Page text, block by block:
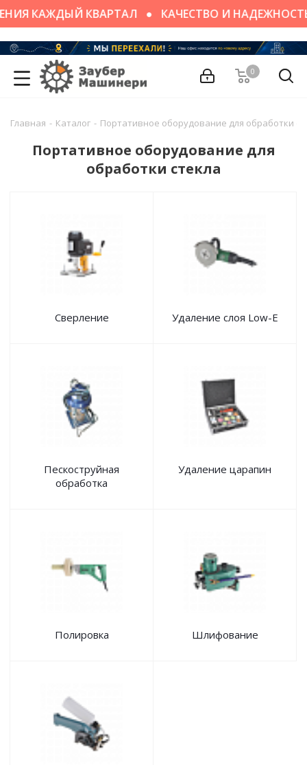
КАЖДЫЙ КВАРТАЛ КАЧЕСТВО И НАДЕЖНОСТЬ
0
Главная - Каталог - Портативное оборудование для обработки
Портативное оборудование для
обработки стекла
Сверление Удаление слоя Low-E
Пескоструйная
обработка
Удаление царапин
Полировка Шлифование